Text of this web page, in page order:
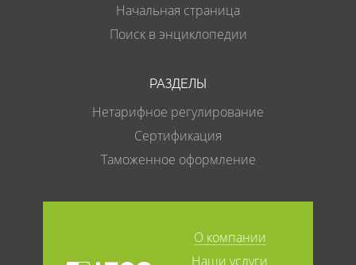
Начальная страница
Поиск в энциклопедии
РАЗДЕЛЫ
Нетарифное регулирование
Сертификация
Таможенное оформление
О компании
Наши услуги